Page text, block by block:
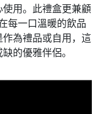
用。此禮盒更兼顧
每一口溫暖的飲品
為禮品或自用，這
的優雅伴侶。